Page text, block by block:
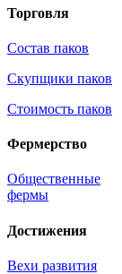
Торговля
Состав паков
Скупщики паков
Стоимость паков
Фермерство
Общественные
фермы
Достижения
Вехи развития